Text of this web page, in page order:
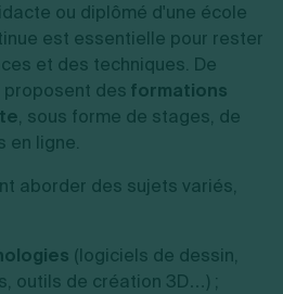
ou diplômé d'une école
est essentielle pour rester
et des techniques. De
proposent des formations
, sous forme de stages, de
en ligne.
aborder des sujets variés,
(logiciels de dessin,
outils de création 3D…) ;